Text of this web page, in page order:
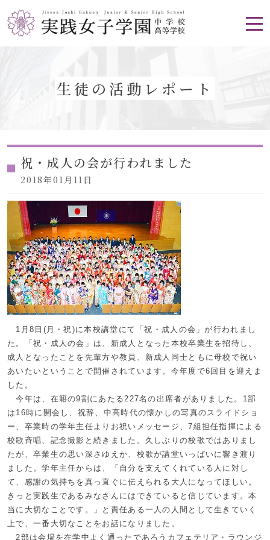
生徒の活動レポート
祝・成人の会が行われました
2018年01月11日
1月8日(月・祝)に本校講堂にて「祝・成人の会」が行われまし
た。「祝・成人の会」は、新成人となった本校卒業生を招待し、
成人となったことを先輩方や教員、新成人同士ともに母校で祝い
あいたいということで開催されています。今年度で6回目を迎えま
した。
今年は、在籍の9割にあたる227名の出席者がありました。1部
は16時に開会し、祝辞、中高時代の懐かしの写真のスライドショ
ー、卒業時の学年主任よりお祝いメッセージ、7組担任指揮による
校歌斉唱、記念撮影と続きました。久しぶりの校歌ではありまし
たが、卒業生の思い深さゆえか、校歌が講堂いっぱいに響き渡り
ました。学年主任からは、「自分を支えてくれている人に対し
て、感謝の気持ちを真っ直ぐに伝えられる大人になってほしい。
きっと実践生であるみなさんにはできていると信じています。本
当に大切なことです。」と責任ある一人の人間として生きていく
上で、一番大切なことをお話になりました。
2部は会場を在学中よく通ったであろうカフェテリア・ラウンジ